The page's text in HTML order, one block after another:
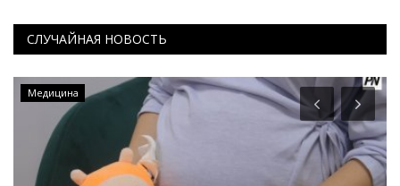
СЛУЧАЙНАЯ НОВОСТЬ
Медицина